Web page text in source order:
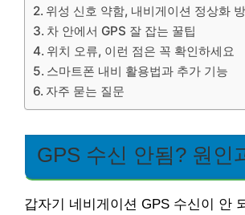
위성 신호 약함, 내비게이션 정상화
차 안에서 GPS 잘 잡는 꿀팁
위치 오류, 이런 점은 꼭 확인하세요
스마트폰 내비 활용법과 추가 기능
자주 묻는 질문
GPS 수신 안됨? 원인
갑자기 네비게이션 GPS 수신이 안